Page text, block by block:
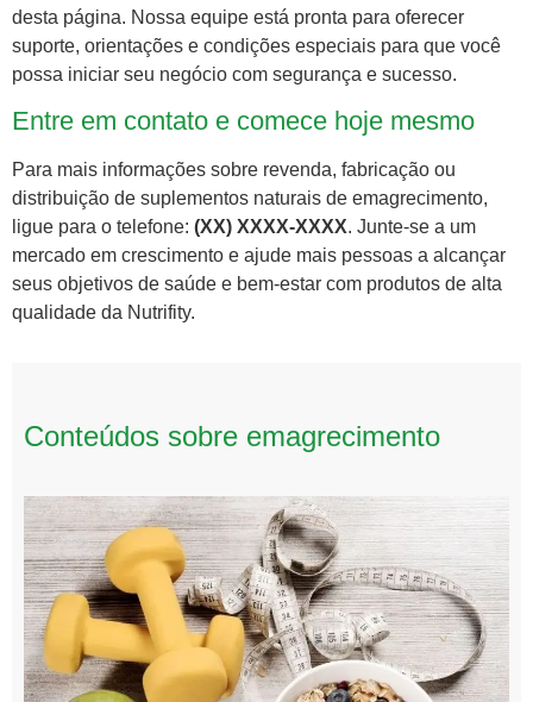
desta página. Nossa equipe está pronta para oferecer
suporte, orientações e condições especiais para que você
possa iniciar seu negócio com segurança e sucesso.
Entre em contato e comece hoje mesmo
Para mais informações sobre revenda, fabricação ou
distribuição de suplementos naturais de emagrecimento,
ligue para o telefone: (XX) XXXX-XXXX. Junte-se a um
mercado em crescimento e ajude mais pessoas a alcançar
seus objetivos de saúde e bem-estar com produtos de alta
qualidade da Nutrifity.
Conteúdos sobre emagrecimento